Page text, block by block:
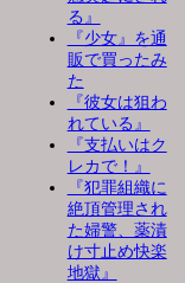
る』
『少女』を通
販で買ったみ
た
『彼女は狙わ
れている』
『支払いはク
レカで！』
『犯罪組織に
絶頂管理され
た婦警、薬漬
け寸止め快楽
地獄』